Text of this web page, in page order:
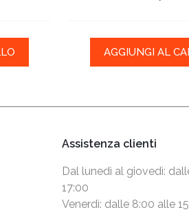
AGGIUNGI AL
Assistenza clienti
Dal lunedì al giovedì:
17:00
Venerdì: dalle 8:00 alle